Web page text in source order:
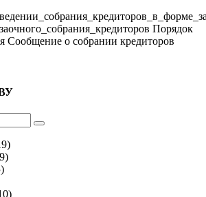
Порядок
Сообщение о собрании кредиторов